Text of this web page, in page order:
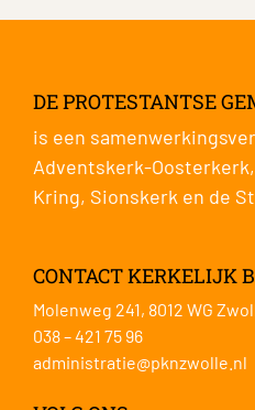
DE PROTESTANTSE
is een
Adventskerk-Oosterkerk,
Kring, Sionskerk en de
CONTACT KERKELIJK
Molenweg 241, 8012 WG
038 – 421 75 96
administratie@pknzwolle.nl